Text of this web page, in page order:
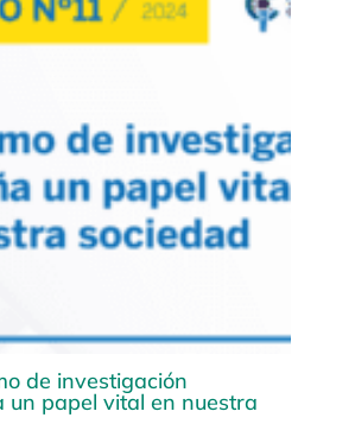
de investigación
un papel vital en nuestra